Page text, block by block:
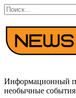
Перейти
к
содержанию
Search
for:
Информационный
необычные